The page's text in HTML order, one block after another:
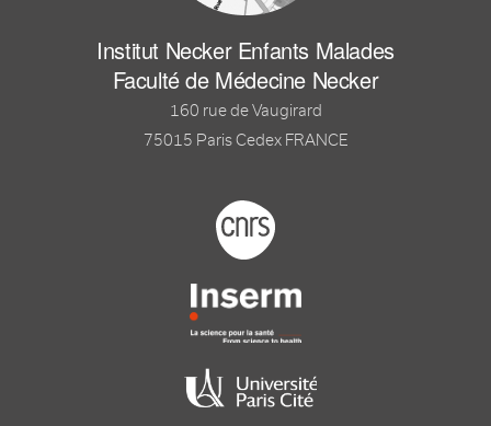
Institut Necker Enfants Malades
Faculté de Médecine Necker
160 rue de Vaugirard
75015 Paris Cedex FRANCE
Footer logo tutelles